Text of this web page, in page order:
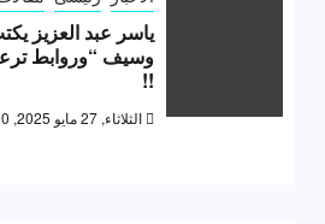
ياسر عبد العزيز
وسيف “وروابط
!!
الثلاثاء, 27 مايو 2025, 11:00 م